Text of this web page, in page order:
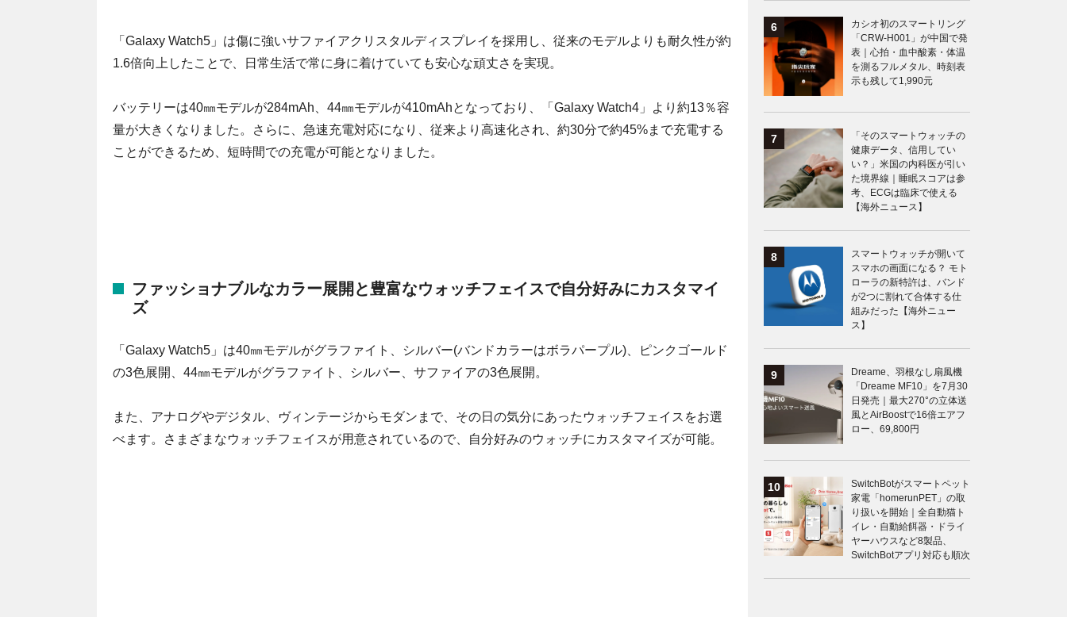
「Galaxy Watch5」は傷に強いサファイアクリスタルディスプレイを採用し、従来のモデルよりも耐久性が約
1.6倍向上したことで、日常生活で常に身に着けていても安心な頑丈さを実現。
バッテリーは40㎜モデルが284mAh、44㎜モデルが410mAhとなっており、「Galaxy Watch4」より約13％容
量が大きくなりました。さらに、急速充電対応になり、従来より高速化され、約30分で約45%まで充電する
ことができるため、短時間での充電が可能となりました。
ファッショナブルなカラー展開と豊富なウォッチフェイスで自分好みにカスタマイ
ズ
「Galaxy Watch5」は40㎜モデルがグラファイト、シルバー(バンドカラーはボラパープル)、ピンクゴールド
の3色展開、44㎜モデルがグラファイト、シルバー、サファイアの3色展開。
また、アナログやデジタル、ヴィンテージからモダンまで、その日の気分にあったウォッチフェイスをお選
べます。さまざまなウォッチフェイスが用意されているので、自分好みのウォッチにカスタマイズが可能。
カシオ初のスマートリング
「CRW-H001」が中国で発
表｜心拍・血中酸素・体温
を測るフルメタル、時刻表
示も残して1,990元
「そのスマートウォッチの
健康データ、信用してい
い？」米国の内科医が引い
た境界線｜睡眠スコアは参
考、ECGは臨床で使える
【海外ニュース】
スマートウォッチが開いて
スマホの画面になる？ モト
ローラの新特許は、バンド
が2つに割れて合体する仕
組みだった【海外ニュー
ス】
Dreame、羽根なし扇風機
「Dreame MF10」を7月30
日発売｜最大270°の立体送
風とAirBoostで16倍エアフ
ロー、69,800円
SwitchBotがスマートペット
家電「homerunPET」の取
り扱いを開始｜全自動猫ト
イレ・自動給餌器・ドライ
ヤーハウスなど8製品、
SwitchBotアプリ対応も順次